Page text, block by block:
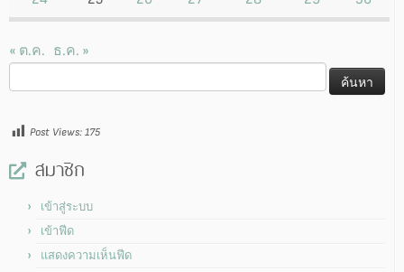
« ต.ค. ธ.ค. »
สำหรับ:
Post Views: 175
สมาชิก
เข้าสู่ระบบ
เข้าฟีด
แสดงความเห็นฟีด